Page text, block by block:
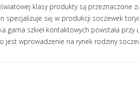
klasy produkty są przeznaczone
specjalizuje się w produkcji soczewek
gama szkieł kontaktowych powstała
jest wprowadzenie na rynek rodziny